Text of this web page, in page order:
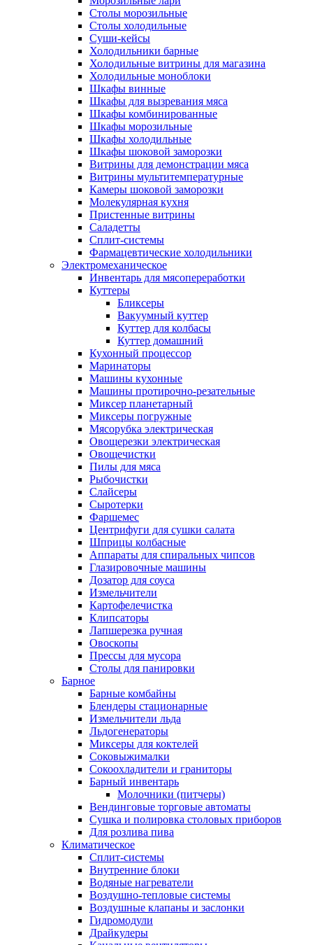
Столы морозильные
Столы холодильные
Суши-кейсы
Холодильники барные
Холодильные витрины для магазина
Холодильные моноблоки
Шкафы винные
Шкафы для вызревания мяса
Шкафы комбинированные
Шкафы морозильные
Шкафы холодильные
Шкафы шоковой заморозки
Витрины для демонстрации мяса
Витрины мультитемпературные
Камеры шоковой заморозки
Молекулярная кухня
Пристенные витрины
Саладетты
Сплит-системы
Фармацевтические холодильники
Электромеханическое
Инвентарь для мясопереработки
Куттеры
Бликсеры
Вакуумный куттер
Куттер для колбасы
Куттер домашний
Кухонный процессор
Маринаторы
Машины кухонные
Машины протирочно-резательные
Миксер планетарный
Миксеры погружные
Мясорубка электрическая
Овощерезки электрическая
Овощечистки
Пилы для мяса
Рыбочистки
Слайсеры
Сыротерки
Фаршемес
Центрифуги для сушки салата
Шприцы колбасные
Аппараты для спиральных чипсов
Глазировочные машины
Дозатор для соуса
Измельчители
Картофелечистка
Клипсаторы
Лапшерезка ручная
Овоскопы
Прессы для мусора
Столы для панировки
Барное
Барные комбайны
Блендеры стационарные
Измельчители льда
Льдогенераторы
Миксеры для коктелей
Соковыжималки
Сокоохладители и граниторы
Барный инвентарь
Молочники (питчеры)
Вендинговые торговые автоматы
Сушка и полировка столовых приборов
Для розлива пива
Климатическое
Сплит-системы
Внутренние блоки
Водяные нагреватели
Воздушно-тепловые системы
Воздушные клапаны и заслонки
Гидромодули
Драйкулеры